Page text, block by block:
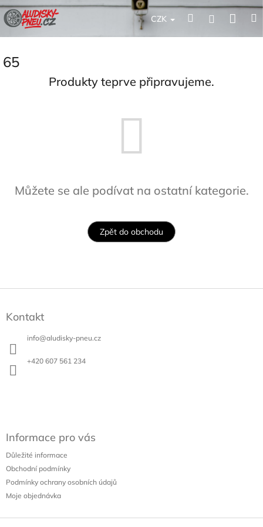
Přejít
na
obsah
CZK HledatPřihlášení
65
Produkty teprve připravujeme.
Můžete se ale podívat na ostatní kategorie.
Zpět do obchodu
Kontakt
info@aludisky-pneu.cz
+420 607 561 234
Informace pro vás
Důležité informace
Obchodní podmínky
Podmínky ochrany osobních údajů
Moje objednávka